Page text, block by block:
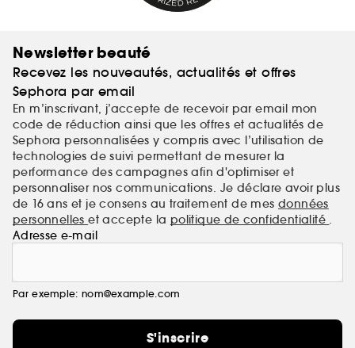
Newsletter beauté
Recevez les nouveautés, actualités et offres
Sephora par email
En m’inscrivant, j’accepte de recevoir par email mon
code de réduction ainsi que les offres et actualités de
Sephora personnalisées y compris avec l’utilisation de
technologies de suivi permettant de mesurer la
performance des campagnes afin d'optimiser et
personnaliser nos communications. Je déclare avoir plus
de 16 ans et je consens au traitement de mes données
personnelleset accepte la politique de confidentialité .
Adresse e-mail
Par exemple: nom@example.com
S'inscrire